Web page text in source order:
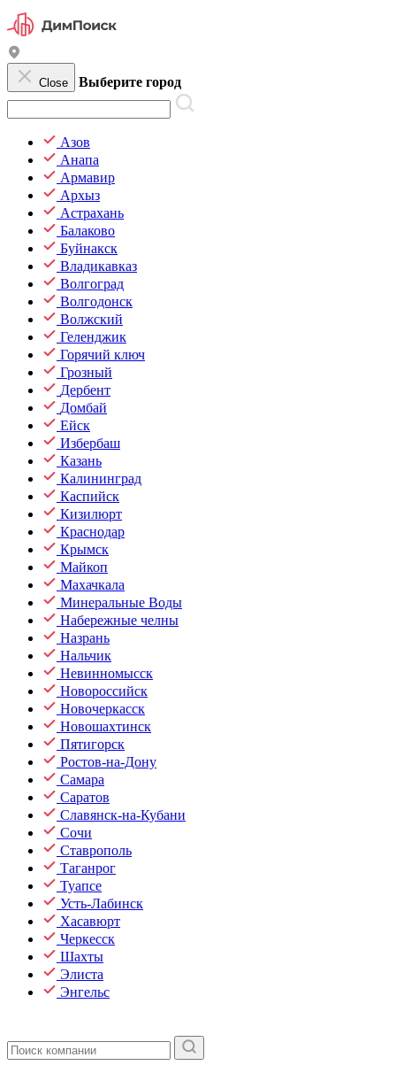
Close Выберите город
Азов
Анапа
Армавир
Архыз
Астрахань
Балаково
Буйнакск
Владикавказ
Волгоград
Волгодонск
Волжский
Геленджик
Горячий ключ
Грозный
Дербент
Домбай
Ейск
Избербаш
Казань
Калининград
Каспийск
Кизилюрт
Краснодар
Крымск
Майкоп
Махачкала
Минеральные Воды
Набережные челны
Назрань
Нальчик
Невинномысск
Новороссийск
Новочеркасск
Новошахтинск
Пятигорск
Ростов-на-Дону
Самара
Саратов
Славянск-на-Кубани
Сочи
Ставрополь
Таганрог
Туапсе
Усть-Лабинск
Хасавюрт
Черкесск
Шахты
Элиста
Энгельс